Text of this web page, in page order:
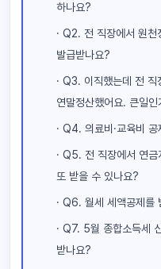
하나요?
· Q2. 전 직장에서 원천
발급받나요?
· Q3. 이직했는데 전 직
연말정산했어요. 큰일인
· Q4. 의료비·교육비
· Q5. 전 직장에서 연금
또 받을 수 있나요?
· Q6. 월세 세액공제를
· Q7. 5월 종합소득세
받나요?